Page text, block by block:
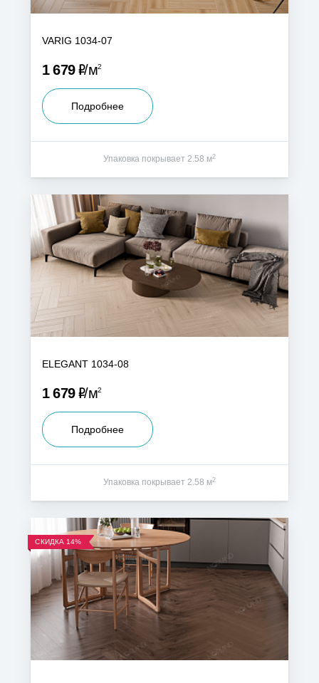
VARIG 1034-07
1 679Р м2
Подробнее
Упаковка покрывает 2.58 м2
ELEGANT 1034-08
1 679Р м2
Подробнее
Упаковка покрывает 2.58 м2
СКИДКА 14%